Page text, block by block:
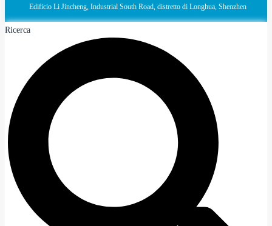
Edificio Li Jincheng, Industrial South Road, distretto di Longhua, Shenzhen
Ricerca